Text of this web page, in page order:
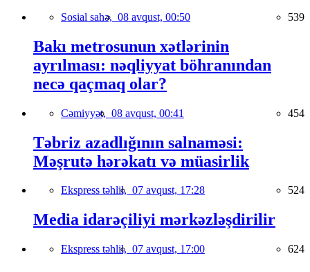
Sosial sahə, 08 avqust, 00:50 539
Bakı metrosunun xətlərinin
ayrılması: nəqliyyat böhranından
necə qaçmaq olar?
Cəmiyyət, 08 avqust, 00:41 454
Təbriz azadlığının salnaməsi:
Məşrutə hərəkatı və müasirlik
Ekspress təhlil, 07 avqust, 17:28 524
Media idarəçiliyi mərkəzləşdirilir
Ekspress təhlil, 07 avqust, 17:00 624